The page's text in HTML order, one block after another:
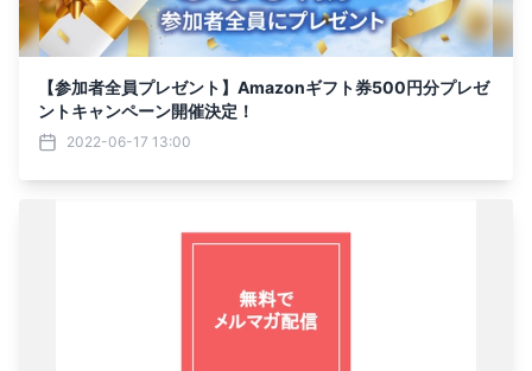
【参加者全員プレゼント】Amazonギフト券500円分プレゼ
ントキャンペーン開催決定！
2022-06-17 13:00